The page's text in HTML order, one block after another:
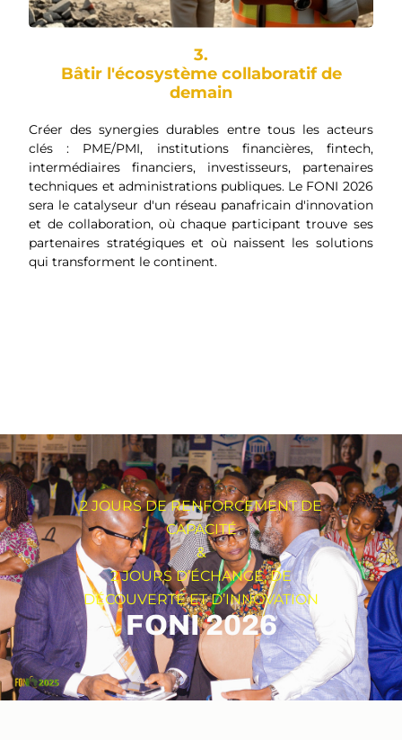
3.
Bâtir l'écosystème collaboratif de
demain
Créer des synergies durables entre tous les acteurs
clés : PME/PMI, institutions financières, fintech,
intermédiaires financiers, investisseurs, partenaires
techniques et administrations publiques. Le FONI 2026
sera le catalyseur d'un réseau panafricain d'innovation
et de collaboration, où chaque participant trouve ses
partenaires stratégiques et où naissent les solutions
qui transforment le continent.
2 JOURS DE RENFORCEMENT DE
CAPACITÉ
&
2 JOURS D’ÉCHANGE, DE
DÉCOUVERTE ET D’INNOVATION
FONI 2026